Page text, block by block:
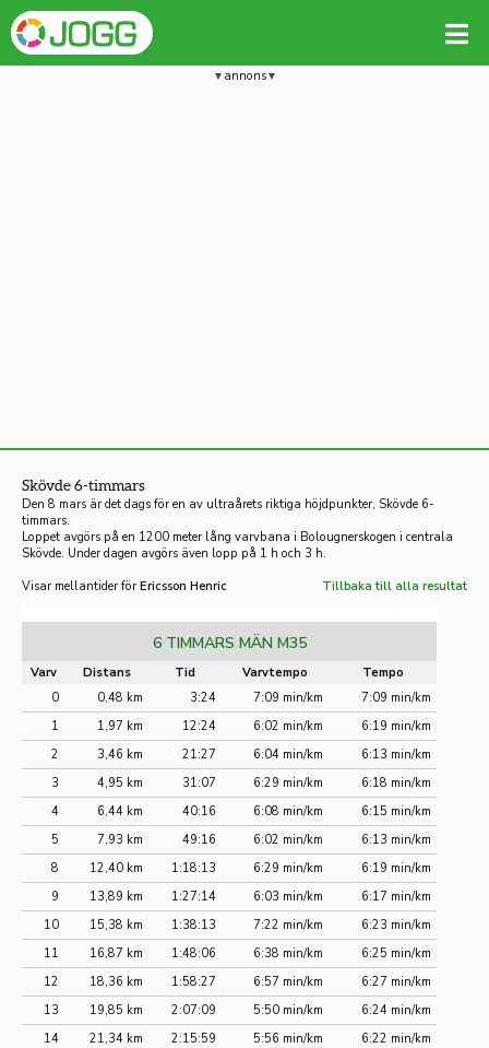
annons
Skövde 6-timmars
Den 8 mars är det dags för en av ultraårets riktiga höjdpunkter, Skövde 6-
timmars.
Loppet avgörs på en 1200 meter lång varvbana i Bolougnerskogen i centrala
Skövde. Under dagen avgörs även lopp på 1 h och 3 h.
Visar mellantider för Ericsson Henric Tillbaka till alla resultat
6 TIMMARS MÄN M35
Varv Distans Tid Varvtempo
Tempo
0
0,48 km 3:24 7:09 min/km
7:09 min/km
1
1,97 km 12:24 6:02 min/km
6:19 min/km
2
3,46 km 21:27 6:04 min/km
6:13 min/km
3
4,95 km 31:07 6:29 min/km
6:18 min/km
4
6,44 km 40:16 6:08 min/km
6:15 min/km
5
7,93 km 49:16 6:02 min/km
6:13 min/km
8
12,40 km 1:18:13 6:29 min/km
6:19 min/km
9
13,89 km 1:27:14 6:03 min/km
6:17 min/km
10
15,38 km 1:38:13 7:22 min/km
6:23 min/km
11
16,87 km 1:48:06 6:38 min/km
6:25 min/km
12
18,36 km 1:58:27 6:57 min/km
6:27 min/km
13
19,85 km 2:07:09 5:50 min/km
6:24 min/km
14
21,34 km 2:15:59 5:56 min/km
6:22 min/km